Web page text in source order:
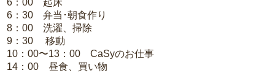
6：00 起床
6：30 弁当･朝食作り
8：00 洗濯、掃除
9：30 移動
10：00〜13：00 CaSyのお仕事
14：00 昼食、買い物